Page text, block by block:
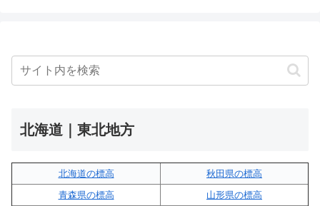
北海道｜東北地方
北海道の標高
秋田県の標高
青森県の標高
山形県の標高